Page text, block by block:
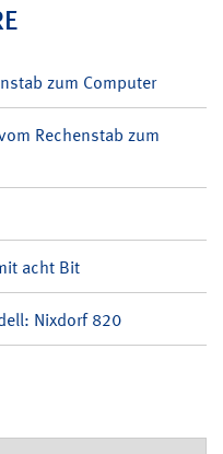
zum Computer
Rechenstab zum
acht Bit
Nixdorf 820